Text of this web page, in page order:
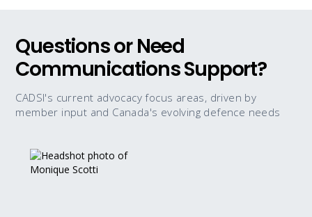
Questions or Need
Communications Support?
CADSI's current advocacy focus areas, driven by
member input and Canada's evolving defence needs